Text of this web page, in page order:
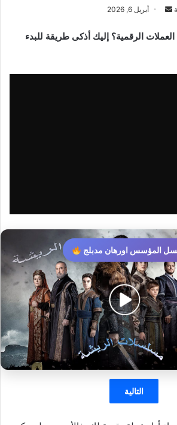
أرسل
إلكترونيا
أبريل 6, 2026
الرقمية؟ إليك أذكى طريقة للبدء
المؤسس اورهان مدبلج
التالية